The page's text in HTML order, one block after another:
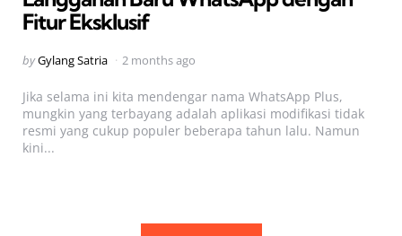
Fitur Eksklusif
Posted
byGylang Satria 2 months ago
Jika selama ini kita mendengar nama WhatsApp Plus,
mungkin yang terbayang adalah aplikasi modifikasi tidak
resmi yang cukup populer beberapa tahun lalu. Namun
kini...